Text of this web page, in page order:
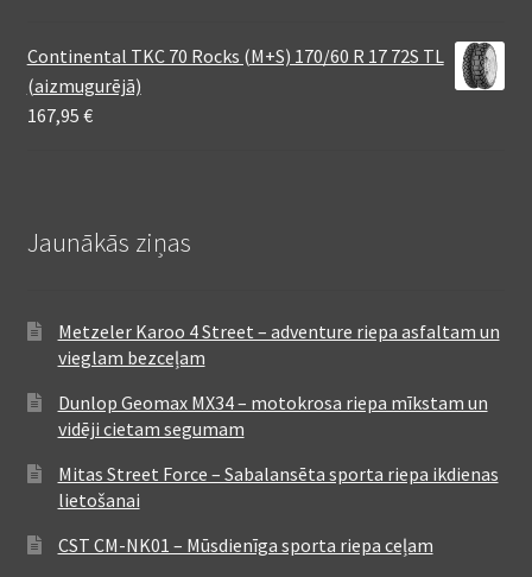
Continental TKC 70 Rocks (M+S) 170/60 R 17 72S TL
(aizmugurējā)
167,95 €
Jaunākās ziņas
Metzeler Karoo 4 Street – adventure riepa asfaltam un
vieglam bezceļam
Dunlop Geomax MX34 – motokrosa riepa mīkstam un
vidēji cietam segumam
Mitas Street Force – Sabalansēta sporta riepa ikdienas
lietošanai
CST CM-NK01 – Mūsdienīga sporta riepa ceļam